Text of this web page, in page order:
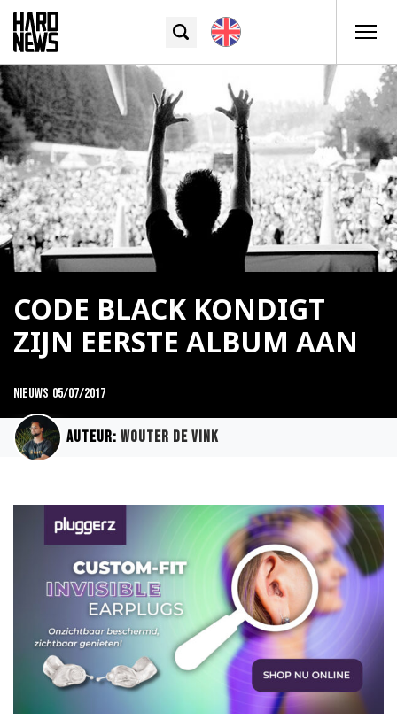
CODE BLACK KONDIGT
ZIJN EERSTE ALBUM AAN
Nieuws 05/07/2017
Auteur: Wouter de Vink